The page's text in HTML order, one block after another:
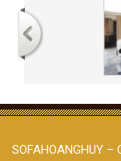
SOFAHOANGHUY –